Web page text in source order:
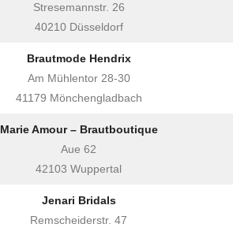
Stresemannstr. 26
40210 Düsseldorf
Brautmode Hendrix
Am Mühlentor 28-30
41179 Mönchengladbach
Marie Amour – Brautboutique
Aue 62
42103 Wuppertal
Jenari Bridals
Remscheiderstr. 47